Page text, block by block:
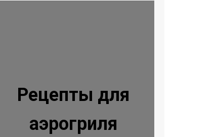
Рецепты для
аэрогриля